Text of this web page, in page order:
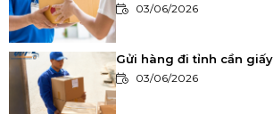
03/06/2026
Gửi hàng đi tỉnh cần
03/06/2026